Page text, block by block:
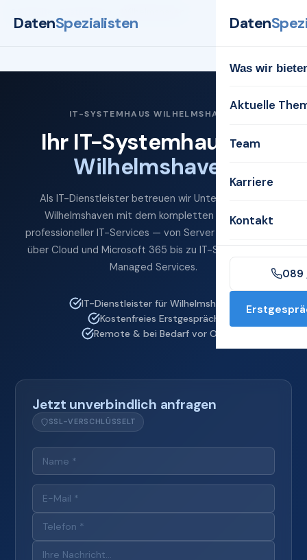
DatenSpezialisten Daten
Was wir
Aktuelle
Team
Karriere
Kontakt
089
IT-SYSTEMHAUS WILHELMSHAVEN
Ihr IT-Systemhaus für
Wilhelmshaven
Als IT-Dienstleister betreuen wir Unternehmen in
Wilhelmshaven mit dem kompletten Spektrum
professioneller IT-Services — von Server und Netzwerk
über Cloud und Microsoft 365 bis zu IT-Sicherheit und
Managed Services.
IT-Dienstleister für Wilhelmshaven
Kostenfreies Erstgespräch
Remote & bei Bedarf vor Ort
Jetzt unverbindlich anfragen
SSL-VERSCHLÜSSELT